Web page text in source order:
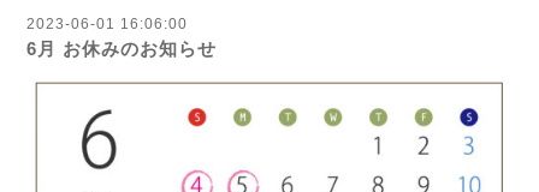
2023-06-01 16:06:00
6月 お休みのお知らせ